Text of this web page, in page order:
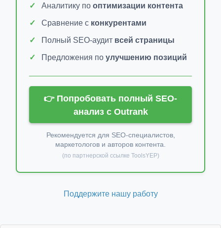
Аналитику по оптимизации контента
Сравнение с конкурентами
Полный SEO-аудит всей страницы
Предложения по улучшению позиций
👉 Попробовать полный SEO-
анализ с Outrank
Рекомендуется для SEO-специалистов,
маркетологов и авторов контента.
(по партнерской ссылке ToolsYEP)
Поддержите нашу работу